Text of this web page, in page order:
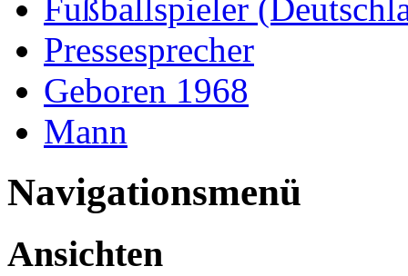
Fußballspieler
Pressesprecher
Geboren 1968
Mann
Navigationsmenü
Ansichten